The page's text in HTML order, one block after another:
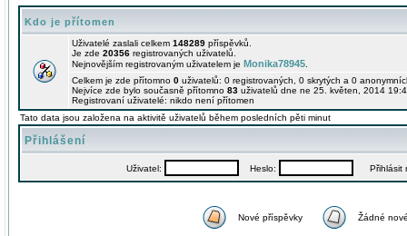
Kdo je přítomen
Uživatelé zaslali celkem 148289 příspěvků.
Je zde 20356 registrovaných uživatelů.
Nejnovějším registrovaným uživatelem je Monika78945
Celkem je zde přítomno 0 uživatelů: 0 registrovaných, 0 skrytých a 0
Nejvíce zde bylo současně přítomno 83 uživatelů dne ne 25. květen, 2014
Registrovaní uživatelé: nikdo není přítomen
Tato data jsou založena na aktivitě uživatelů během posledních pěti minut
Přihlášení
Uživatel: Heslo: Přihlásit
Nové příspěvky Žádné